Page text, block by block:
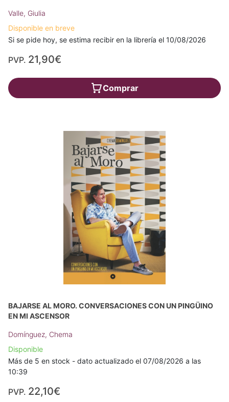
Valle, Giulia
Disponible en breve
Si se pide hoy, se estima recibir en la librería el 10/08/2026
PVP. 21,90€
Comprar
BAJARSE AL MORO. CONVERSACIONES CON UN PINGÜINO
EN MI ASCENSOR
Domínguez, Chema
Disponible
Más de 5 en stock - dato actualizado el 07/08/2026 a las
10:39
PVP. 22,10€